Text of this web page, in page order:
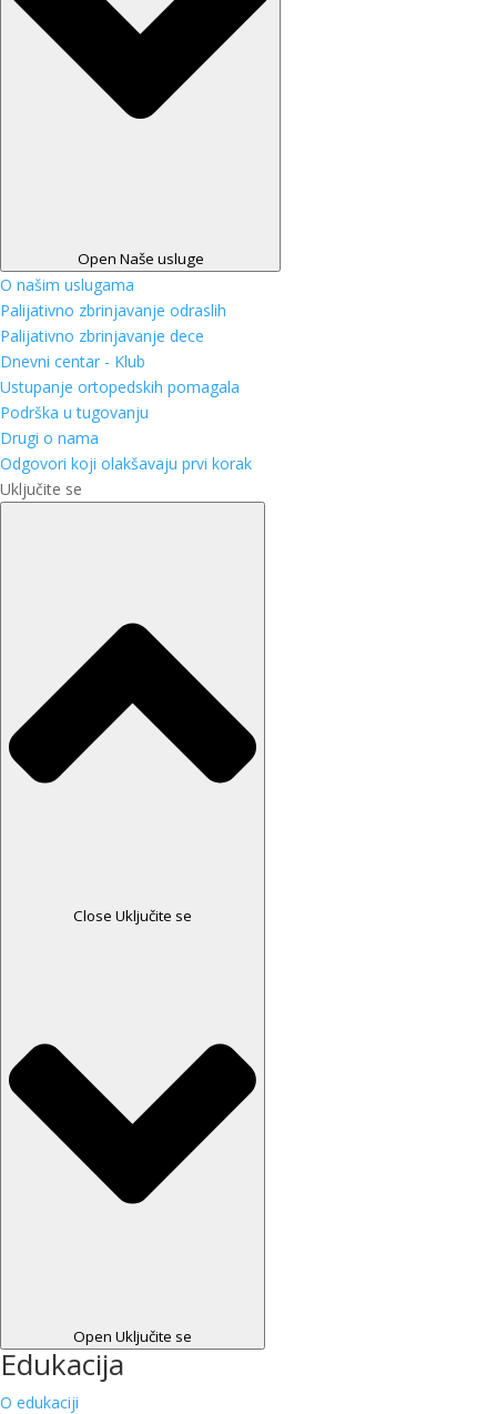
Open Naše usluge
O našim uslugama
Palijativno zbrinjavanje odraslih
Palijativno zbrinjavanje dece
Dnevni centar - Klub
Ustupanje ortopedskih pomagala
Podrška u tugovanju
Drugi o nama
Odgovori koji olakšavaju prvi korak
Uključite se
Close Uključite se
Open Uključite se
Edukacija
O edukaciji